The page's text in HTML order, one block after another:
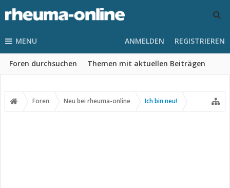
MENU
Foren durchsuchen Themen mit aktuellen Beiträgen
ANMELDEN REGISTRIEREN
Foren Neu bei rheuma-online Ich bin neu!